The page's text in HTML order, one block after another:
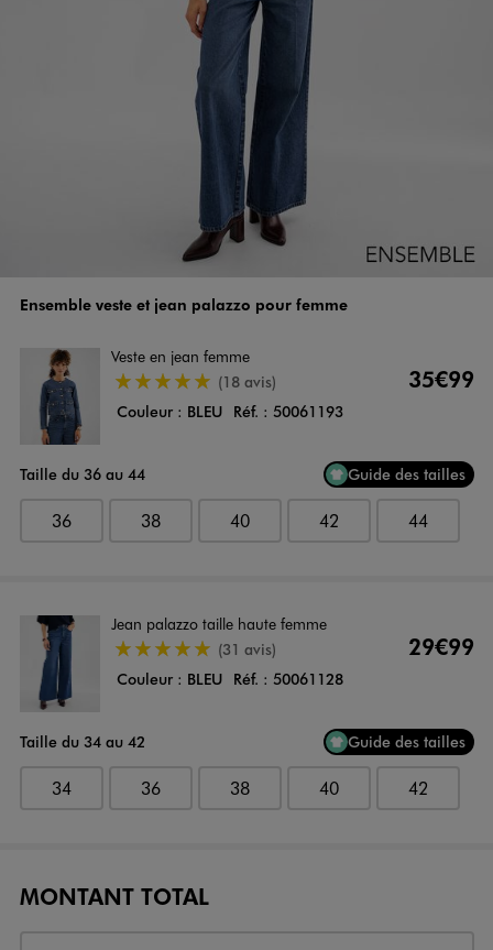
Ensemble veste et jean palazzo pour femme
Veste en jean femme
35€99
5/5 de moyenne(18 avis)
Couleur : BLEU Réf. : 50061193
Taille du 36 au 44 Guide des tailles
36 38 40 42 44
Jean palazzo taille haute femme
29€99
4.5/5 de moyenne
(31 avis)
Couleur : BLEU Réf. : 50061128
Taille du 34 au 42 Guide des tailles
34 36 38 40 42
MONTANT TOTAL